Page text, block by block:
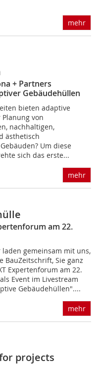
mehr
+ Partners
Gebäudehüllen
bieten adaptive
Planung von
nachhaltigen,
ästhetisch
Um diese
sich das erste...
mehr
am 22.
laden gemeinsam mit uns,
BauZeitschrift, Sie ganz
Expertenforum am 22.
Event im Livestream
Gebäudehüllen"....
mehr
projects